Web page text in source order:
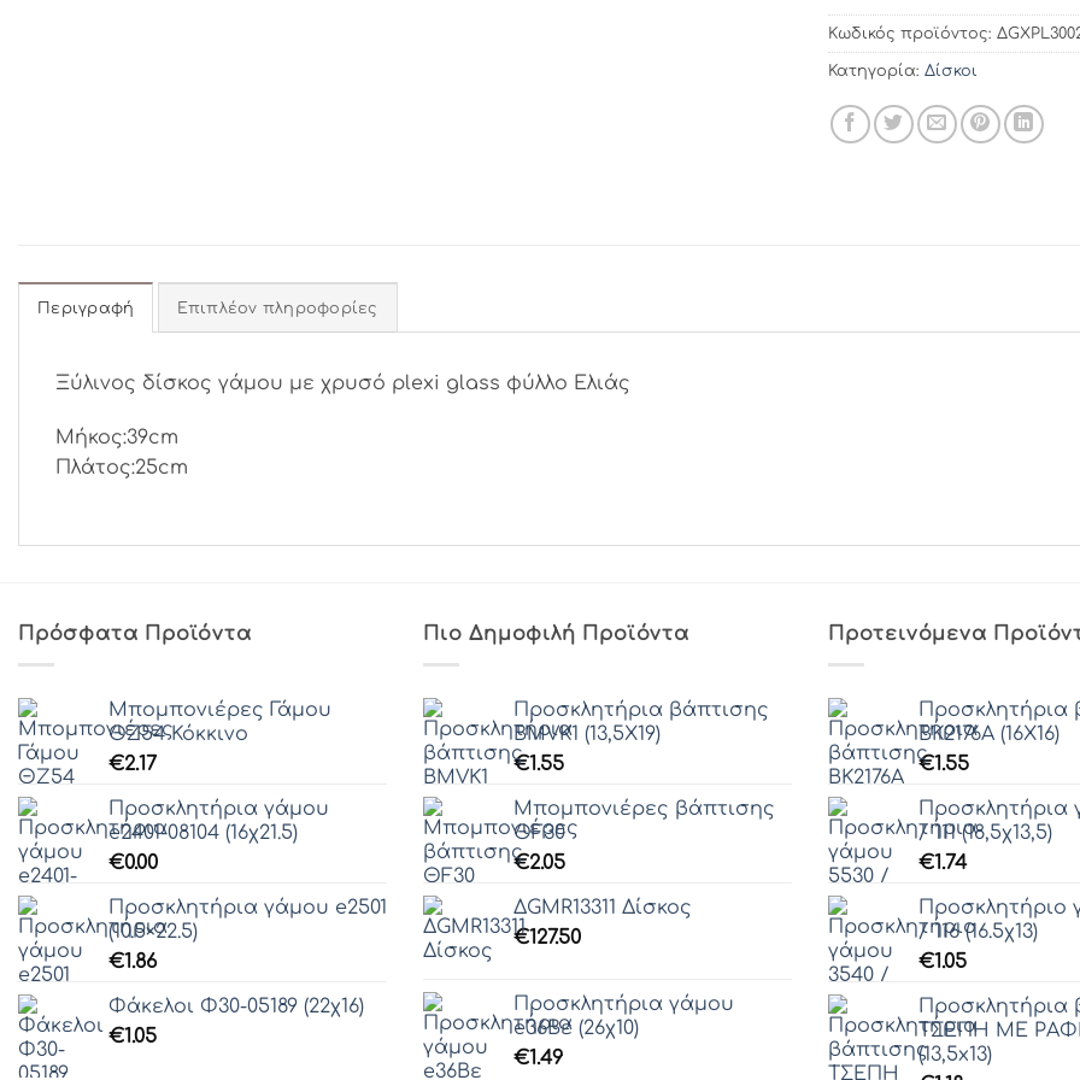
Κωδικός προϊόντος:
Κατηγορία: Δίσκοι
Περιγραφή Επιπλέον πληροφορίες
Ξύλινος δίσκος γάμου με χρυσό plexi glass φύλλο Ελιάς
Μήκος:39cm
Πλάτος:25cm
Πρόσφατα Προϊόντα
Μπομπονιέρες Γάμου
ΘZ54 Κόκκινο
€2.17
Προσκλητήρια γάμου
e2401-08104 (16χ21.5)
€0.00
Προσκλητήρια γάμου e2501
(10.5×22.5)
€1.86
Φάκελοι Φ30-05189 (22χ16)
€1.05
Πιο Δημοφιλή Προϊόντα
Προσκλητήρια βάπτισης
ΒΜVΚ1 (13,5Χ19)
€1.55
Μπομπονιέρες βάπτισης
ΘF30
€2.05
ΔGMR13311 Δίσκος
€127.50
Προσκλητήρια γάμου
e36Βε (26χ10)
€1.49
Προτεινόμενα
Προσκλητήρια
ΒΚ2176Α (16Χ16)
€1.55
Προσκλητήρια
/ 111 (18,5χ13,5)
€1.74
Προσκλητήριο
/ 116 (16.5χ13)
€1.05
Προσκλητήρια
ΤΣΕΠΗ ΜΕ
(13,5x13)